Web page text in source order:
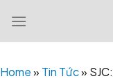
content
Home» Tin Tức»